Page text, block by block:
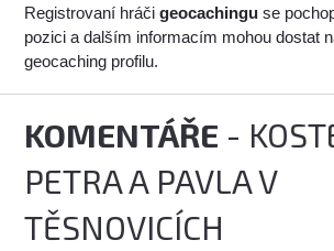
Registrovaní hráčigeocachingu se
pozici a dalším informacím mohou dostat
geocaching profilu.
KOMENTÁŘE -
PETRA A PAVLA V
TĚSNOVICÍCH